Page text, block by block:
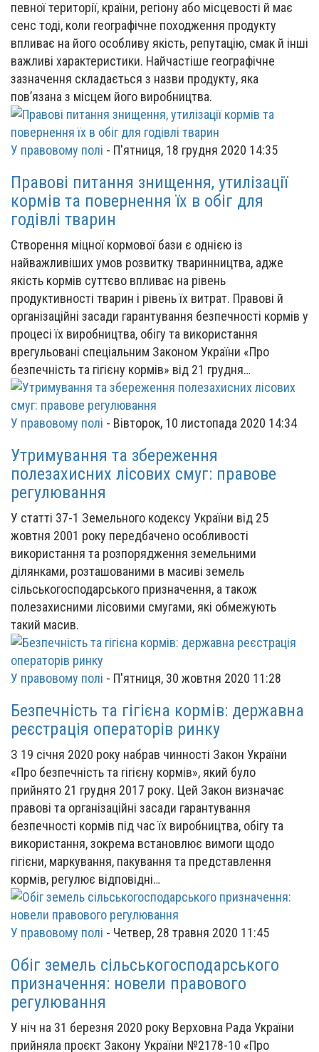
певної території, країни, регіону або місцевості й має
сенс тоді, коли географічне походження продукту
впливає на його особливу якість, репутацію, смак й інші
важливі характеристики. Найчастіше географічне
зазначення складається з назви продукту, яка
пов’язана з місцем його виробництва.
У правовому полі - П'ятниця, 18 грудня 2020 14:35
Правові питання знищення, утилізації
кормів та повернення їх в обіг для
годівлі тварин
Створення міцної кормової бази є однією із
найважливіших умов розвитку тваринництва, адже
якість кормів суттєво впливає на рівень
продуктивності тварин і рівень їх витрат. Правові й
організаційні засади гарантування безпечності кормів у
процесі їх виробництва, обігу та використання
врегульовані спеціальним Законом України «Про
безпечність та гігієну кормів» від 21 грудня…
У правовому полі - Вівторок, 10 листопада 2020 14:34
Утримування та збереження
полезахисних лісових смуг: правове
регулювання
У статті 37-1 Земельного кодексу України від 25
жовтня 2001 року передбачено особливості
використання та розпорядження земельними
ділянками, розташованими в масиві земель
сільськогосподарського призначення, а також
полезахисними лісовими смугами, які обмежують
такий масив.
У правовому полі - П'ятниця, 30 жовтня 2020 11:28
Безпечність та гігієна кормів: державна
реєстрація операторів ринку
З 19 січня 2020 року набрав чинності Закон України
«Про безпечність та гігієну кормів», який було
прийнято 21 грудня 2017 року. Цей Закон визначає
правові та організаційні засади гарантування
безпечності кормів під час їх виробництва, обігу та
використання, зокрема встановлює вимоги щодо
гігієни, маркування, пакування та представлення
кормів, регулює відповідні…
У правовому полі - Четвер, 28 травня 2020 11:45
Обіг земель сільськогосподарського
призначення: новели правового
регулювання
У ніч на 31 березня 2020 року Верховна Рада України
прийняла проєкт Закону України №2178-10 «Про